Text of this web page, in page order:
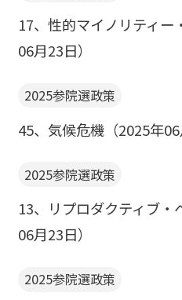
17、性的マイノリティー
06月23日）
2025参院選政策
45、気候危機（2025年06
2025参院選政策
13、リプロダクティブ
06月23日）
2025参院選政策